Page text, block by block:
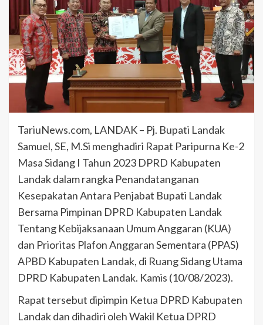
TariuNews.com, LANDAK – Pj. Bupati Landak
Samuel, SE, M.Si menghadiri Rapat Paripurna Ke-2
Masa Sidang I Tahun 2023 DPRD Kabupaten
Landak dalam rangka Penandatanganan
Kesepakatan Antara Penjabat Bupati Landak
Bersama Pimpinan DPRD Kabupaten Landak
Tentang Kebijaksanaan Umum Anggaran (KUA)
dan Prioritas Plafon Anggaran Sementara (PPAS)
APBD Kabupaten Landak, di Ruang Sidang Utama
DPRD Kabupaten Landak. Kamis (10/08/2023).
Rapat tersebut dipimpin Ketua DPRD Kabupaten
Landak dan dihadiri oleh Wakil Ketua DPRD